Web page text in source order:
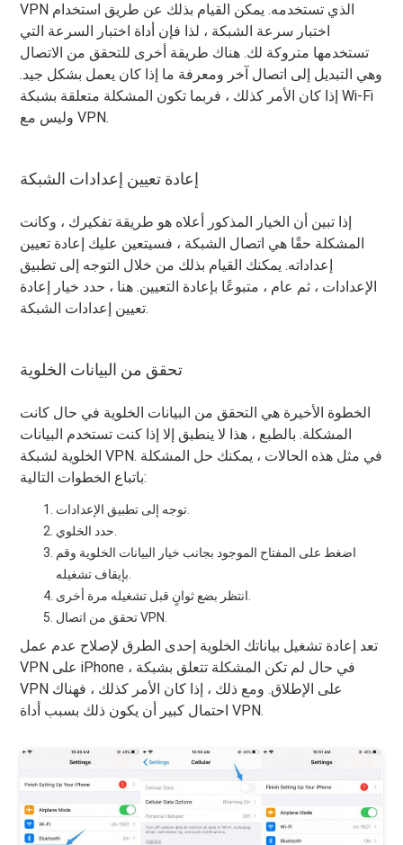
VPN الذي تستخدمه. يمكن القيام بذلك عن طريق استخدام
اختبار سرعة الشبكة ، لذا فإن أداة اختبار السرعة التي
تستخدمها متروكة لك. هناك طريقة أخرى للتحقق من الاتصال
وهي التبديل إلى اتصال آخر ومعرفة ما إذا كان يعمل بشكل جيد.
إذا كان الأمر كذلك ، فربما تكون المشكلة متعلقة بشبكة Wi-Fi
وليس مع VPN.
إعادة تعيين إعدادات الشبكة
إذا تبين أن الخيار المذكور أعلاه هو طريقة تفكيرك ، وكانت
المشكلة حقًا هي اتصال الشبكة ، فسيتعين عليك إعادة تعيين
إعداداته. يمكنك القيام بذلك من خلال التوجه إلى تطبيق
الإعدادات ، ثم عام ، متبوعًا بإعادة التعيين. هنا ، حدد خيار إعادة
تعيين إعدادات الشبكة.
تحقق من البيانات الخلوية
الخطوة الأخيرة هي التحقق من البيانات الخلوية في حال كانت
المشكلة. بالطبع ، هذا لا ينطبق إلا إذا كنت تستخدم البيانات
الخلوية لشبكة VPN. في مثل هذه الحالات ، يمكنك حل المشكلة
باتباع الخطوات التالية:
توجه إلى تطبيق الإعدادات.
حدد الخلوي.
اضغط على المفتاح الموجود بجانب خيار البيانات الخلوية وقم
بإيقاف تشغيله.
انتظر بضع ثوانٍ قبل تشغيله مرة أخرى.
تحقق من اتصال VPN.
تعد إعادة تشغيل بياناتك الخلوية إحدى الطرق لإصلاح عدم عمل
VPN على iPhone ، في حال لم تكن المشكلة تتعلق بشبكة
VPN على الإطلاق. ومع ذلك ، إذا كان الأمر كذلك ، فهناك
احتمال كبير أن يكون ذلك بسبب أداة VPN.